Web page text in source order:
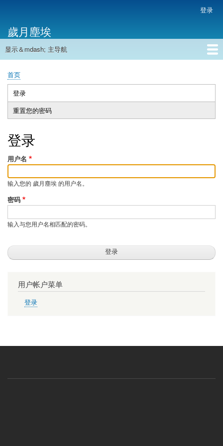
主
内
帐
户
菜
单
登录
歲月塵埃
主
航
显示＆mdash; 主导航
首页
面
包
屑
首页
主
标
登录
动
标
重置您的密码
登录
用户名
输入您的 歲月塵埃 的用户名。
密码
输入与您用户名相匹配的密码。
用户帐户菜单
登录